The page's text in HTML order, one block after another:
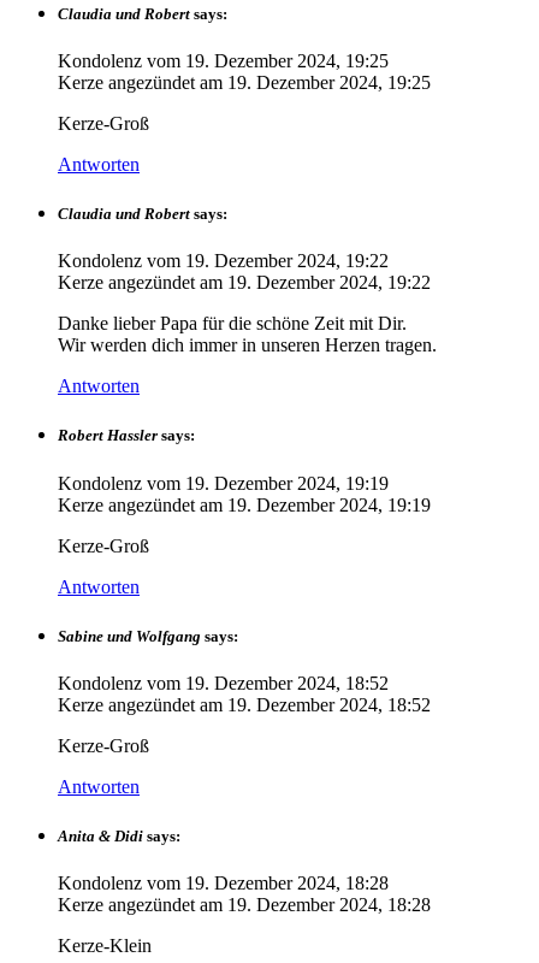
Claudia und Robert says:
Kondolenz vom 19. Dezember 2024, 19:25
Kerze angezündet am 19. Dezember 2024, 19:25
Kerze-Groß
Antworten
Claudia und Robert says:
Kondolenz vom 19. Dezember 2024, 19:22
Kerze angezündet am 19. Dezember 2024, 19:22
Danke lieber Papa für die schöne Zeit mit Dir.
Wir werden dich immer in unseren Herzen tragen.
Antworten
Robert Hassler says:
Kondolenz vom 19. Dezember 2024, 19:19
Kerze angezündet am 19. Dezember 2024, 19:19
Kerze-Groß
Antworten
Sabine und Wolfgang says:
Kondolenz vom 19. Dezember 2024, 18:52
Kerze angezündet am 19. Dezember 2024, 18:52
Kerze-Groß
Antworten
Anita & Didi says:
Kondolenz vom 19. Dezember 2024, 18:28
Kerze angezündet am 19. Dezember 2024, 18:28
Kerze-Klein